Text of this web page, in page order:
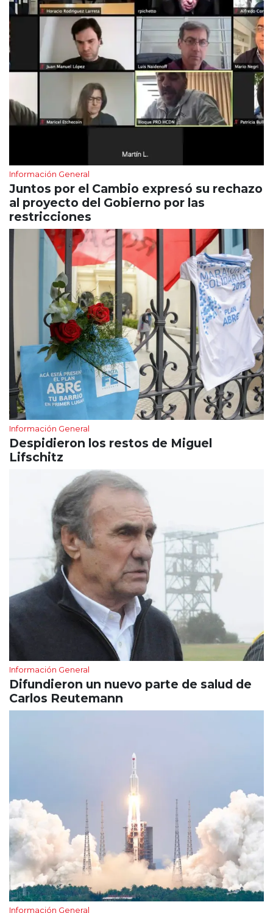
Información General
Juntos por el Cambio expresó su rechazo
al proyecto del Gobierno por las
restricciones
Información General
Despidieron los restos de Miguel
Lifschitz
Información General
Difundieron un nuevo parte de salud de
Carlos Reutemann
Información General